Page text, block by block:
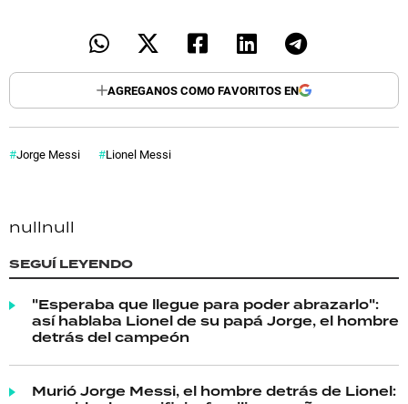
AGREGANOS COMO FAVORITOS EN
Jorge Messi Lionel Messi
nullnull
SEGUÍ LEYENDO
"Esperaba que llegue para poder abrazarlo":
así hablaba Lionel de su papá Jorge, el hombre
detrás del campeón
Murió Jorge Messi, el hombre detrás de Lionel: